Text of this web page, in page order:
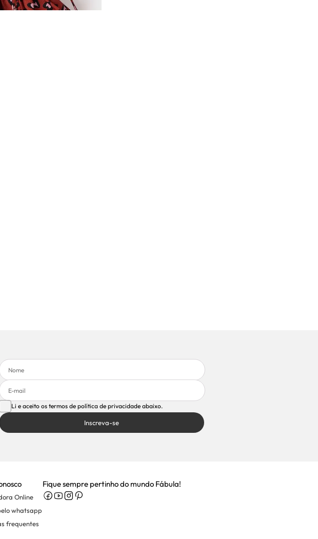
Li e aceito os termos de política de privacidade abaixo.
Inscreva-se
Online
whatsapp
frequentes
Fique sempre pertinho do mundo Fábula!